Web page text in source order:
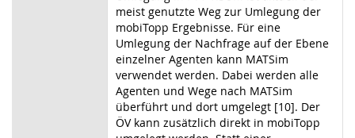
meist genutzte Weg zur Umlegung der
mobiTopp Ergebnisse. Für eine
Umlegung der Nachfrage auf der Ebene
einzelner Agenten kann MATSim
verwendet werden. Dabei werden alle
Agenten und Wege nach MATSim
überführt und dort umgelegt [10]. Der
ÖV kann zusätzlich direkt in mobiTopp